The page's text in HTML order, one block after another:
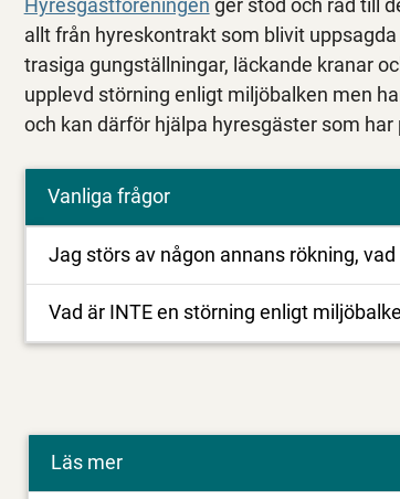
Hyresgästföreningen ger stöd och råd till
allt från hyreskontrakt som blivit
trasiga gungställningar, läckande kranar
upplevd störning enligt miljöbalken men
och kan därför hjälpa hyresgäster som
Vanliga frågor
Jag störs av någon annans rökning, vad
Vad är INTE en störning enligt
Läs mer